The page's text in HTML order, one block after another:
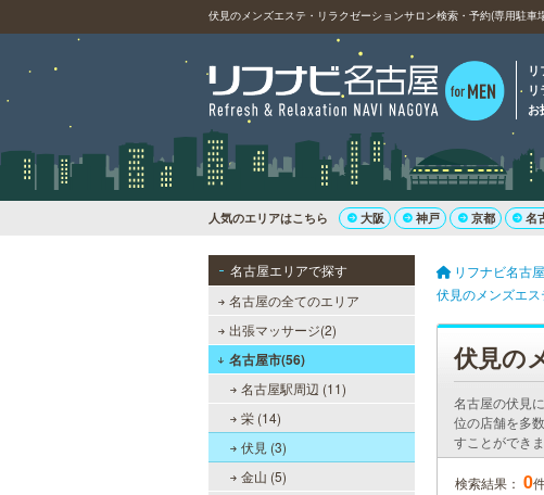
伏見のメンズエステ・リラクゼーションサロン検索・予約(専用駐車
お
人気のエリアはこちら 大阪 神戸 京都 名
名古屋エリアで探す
名古屋の全てのエリア
出張マッサージ(2)
名古屋市(56)
名古屋駅周辺 (11)
栄 (14)
伏見 (3)
金山 (5)
リフナビ名古屋
伏見のメンズエ
伏見の
名古屋の伏見
位の店舗を多
すことができ
検索結果： 0